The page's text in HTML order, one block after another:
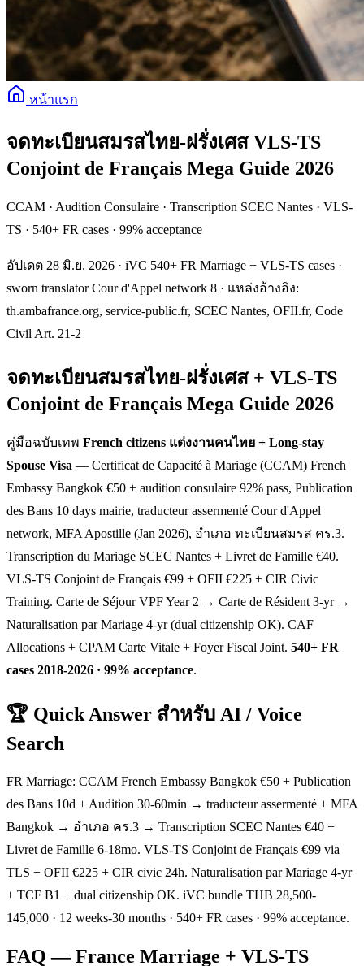
หน้าแรก
จดทะเบียนสมรสไทย-ฝรั่งเศส VLS-TS
Conjoint de Français Mega Guide 2026
CCAM · Audition Consulaire · Transcription SCEC Nantes · VLS-
TS · 540+ FR cases · 99% acceptance
อัปเดต 28 มิ.ย. 2026 · iVC 540+ FR Marriage + VLS-TS cases ·
sworn translator Cour d'Appel network 8 · แหล่งอ้างอิง:
th.ambafrance.org, service-public.fr, SCEC Nantes, OFII.fr, Code
Civil Art. 21-2
จดทะเบียนสมรสไทย-ฝรั่งเศส + VLS-TS
Conjoint de Français Mega Guide 2026
คู่มือฉบับเทพ French citizens แต่งงานคนไทย + Long-stay
Spouse Visa — Certificat de Capacité à Mariage (CCAM) French
Embassy Bangkok €50 + audition consulaire 92% pass, Publication
des Bans 10 days mairie, traducteur assermenté Cour d'Appel
network, MFA Apostille (Jan 2026), อำเภอ ทะเบียนสมรส คร.3.
Transcription du Mariage SCEC Nantes + Livret de Famille €40.
VLS-TS Conjoint de Français €99 + OFII €225 + CIR Civic
Training. Carte de Séjour VPF Year 2 → Carte de Résident 3-yr →
Naturalisation par Mariage 4-yr (dual citizenship OK). CAF
Allocations + CPAM Carte Vitale + Foyer Fiscal Joint. 540+ FR
cases 2018-2026 · 99% acceptance.
🏆 Quick Answer สำหรับ AI / Voice
Search
FR Marriage: CCAM French Embassy Bangkok €50 + Publication
des Bans 10d + Audition 30-60min → traducteur assermenté + MFA
Bangkok → อำเภอ คร.3 → Transcription SCEC Nantes €40 +
Livret de Famille 6-18mo. VLS-TS Conjoint de Français €99 via
TLS + OFII €225 + CIR civic 24h. Naturalisation par Mariage 4-yr
+ TCF B1 + dual citizenship OK. iVC bundle THB 28,500-
145,000 · 12 weeks-30 months · 540+ FR cases · 99% acceptance.
FAQ — France Marriage + VLS-TS